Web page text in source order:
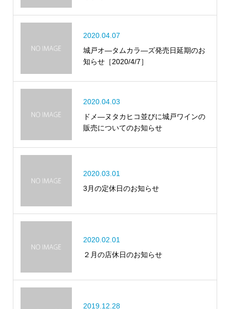
2020.04.07
城戸オ―タムカラ―ズ発売日延期のお
知らせ［2020/4/7］
2020.04.03
ドメ―ヌタカヒコ並びに城戸ワインの
販売についてのお知らせ
2020.03.01
3月の定休日のお知らせ
2020.02.01
２月の店休日のお知らせ
2019.12.28